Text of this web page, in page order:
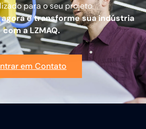
para o seu projeto.
e transforme sua indústria
com a LZMAQ.
em Contato